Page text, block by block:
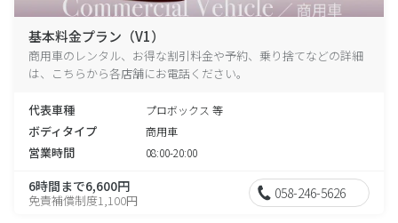
基本料金プラン（V1）
商用車のレンタル、お得な割引料金や予約、乗り捨てなどの詳細
は、こちらから各店舗にお電話ください。
代表車種 プロボックス 等
ボディタイプ 商用車
営業時間 08:00-20:00
6時間まで6,600円
免責補償制度1,100円 058-246-5626